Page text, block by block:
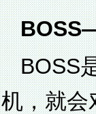
BOSS
机，就会